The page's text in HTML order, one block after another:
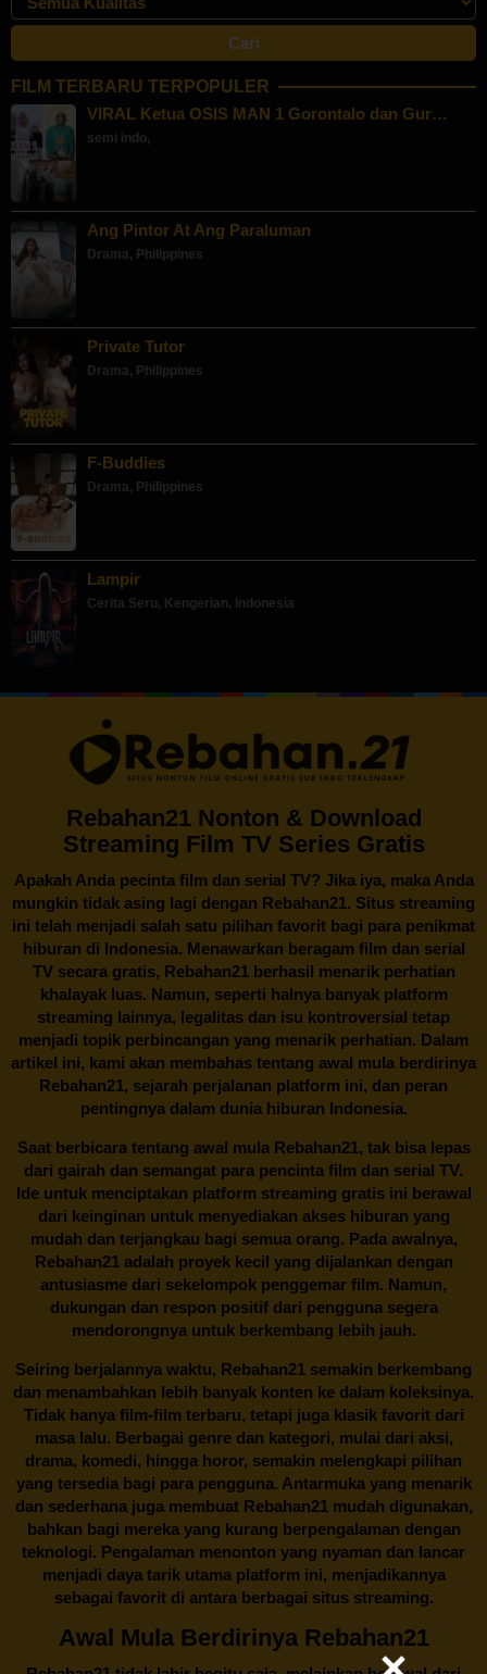
FILM TERBARU TERPOPULER
VIRAL Ketua OSIS MAN 1 Gorontalo dan Gur…
semi indo,
Ang Pintor At Ang Paraluman
Drama, Philippines
Private Tutor
Drama, Philippines
F-Buddies
Drama, Philippines
Lampir
Cerita Seru, Kengerian, Indonesia
Rebahan21 Nonton & Download
Streaming Film TV Series Gratis
Apakah Anda pecinta film dan serial TV? Jika iya, maka Anda
mungkin tidak asing lagi dengan Rebahan21. Situs streaming
ini telah menjadi salah satu pilihan favorit bagi para penikmat
hiburan di Indonesia. Menawarkan beragam film dan serial
TV secara gratis, Rebahan21berhasil menarik perhatian
khalayak luas. Namun, seperti halnya banyak platform
streaming lainnya, legalitas dan isu kontroversial tetap
menjadi topik perbincangan yang menarik perhatian. Dalam
artikel ini, kami akan membahas tentang awal mula berdirinya
Rebahan21, sejarah perjalanan platform ini, dan peran
pentingnya dalam dunia hiburan Indonesia.
Saat berbicara tentang awal mula Rebahan21, tak bisa lepas
dari gairah dan semangat para pencinta film dan serial TV.
Ide untuk menciptakan platform streaming gratis ini berawal
dari keinginan untuk menyediakan akses hiburan yang
mudah dan terjangkau bagi semua orang. Pada awalnya,
Rebahan21 adalah proyek kecil yang dijalankan dengan
antusiasme dari sekelompok penggemar film. Namun,
dukungan dan respon positif dari pengguna segera
mendorongnya untuk berkembang lebih jauh.
Seiring berjalannya waktu, Rebahan21 semakin berkembang
dan menambahkan lebih banyak konten ke dalam koleksinya.
Tidak hanya film-film terbaru, tetapi juga klasik favorit dari
masa lalu. Berbagai genre dan kategori, mulai dari aksi,
drama, komedi, hingga horor, semakin melengkapi pilihan
yang tersedia bagi para pengguna. Antarmuka yang menarik
dan sederhana juga membuatRebahan21mudah digunakan,
bahkan bagi mereka yang kurang berpengalaman dengan
teknologi. Pengalaman menonton yang nyaman dan lancar
menjadi daya tarik utama platform ini, menjadikannya
sebagai favorit di antara berbagai situs streaming.
Awal Mula Berdirinya Rebahan21